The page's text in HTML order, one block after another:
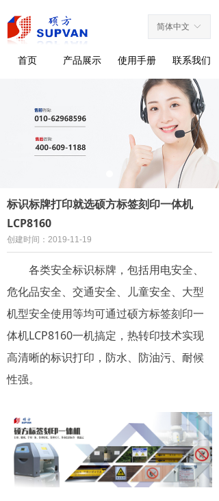
首页 产品展示 使用手册 联系我们
ꀅ
简体中文
标识标牌打印就选硕方标签刻印一体机
LCP8160
创建时间： 2019-11-19
各类安全标识标牌，包括用电安全、
危化品安全、交通安全、儿童安全、大型
机型安全使用等均可通过硕方标签刻印一
体机LCP8160一机搞定，热转印技术实现
高清晰的标识打印，防水、防油污、耐候
性强。